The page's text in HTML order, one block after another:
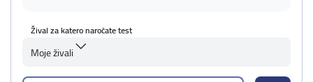
Žival za katero naročate test
Moje živali